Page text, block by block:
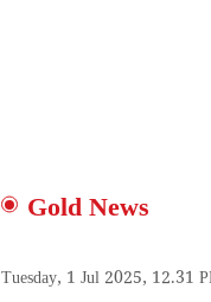
Gold News
Tuesday, 1 Jul 2025, 12.31